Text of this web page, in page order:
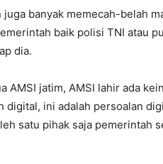
juga banyak memecah-belah
baik polisi TNI atau
dia.
AMSI jatim, AMSI lahir ada
digital, ini adalah persoalan
satu pihak saja pemerintah